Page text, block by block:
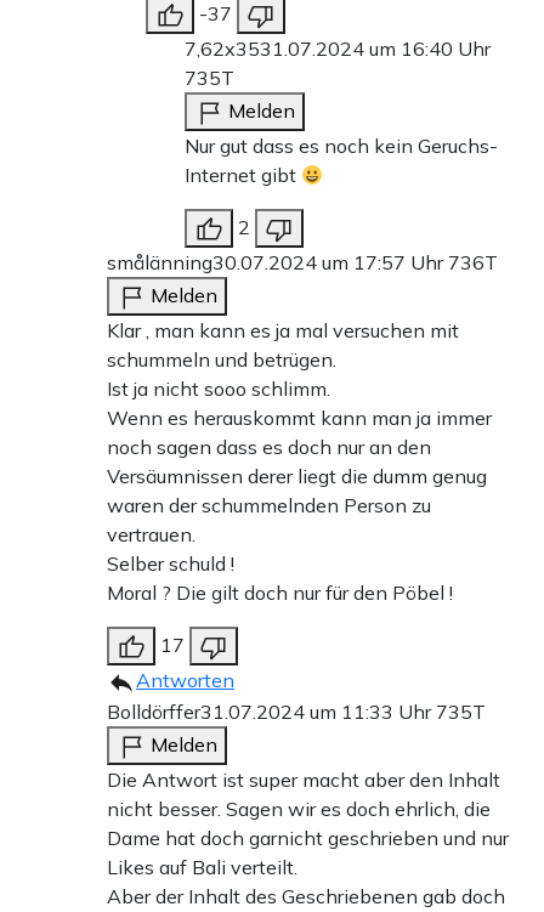
-37
7,62x3531.07.2024 um 16:40 Uhr
735T
Melden
Nur gut dass es noch kein Geruchs-
Internet gibt
2
smålänning30.07.2024 um 17:57 Uhr 736T
Melden
Klar , man kann es ja mal versuchen mit
schummeln und betrügen.
Ist ja nicht sooo schlimm.
Wenn es herauskommt kann man ja immer
noch sagen dass es doch nur an den
Versäumnissen derer liegt die dumm genug
waren der schummelnden Person zu
vertrauen.
Selber schuld !
Moral ? Die gilt doch nur für den Pöbel !
17
Antworten
Bolldörffer31.07.2024 um 11:33 Uhr 735T
Melden
Die Antwort ist super macht aber den Inhalt
nicht besser. Sagen wir es doch ehrlich, die
Dame hat doch garnicht geschrieben und nur
Likes auf Bali verteilt.
Aber der Inhalt des Geschriebenen gab doch